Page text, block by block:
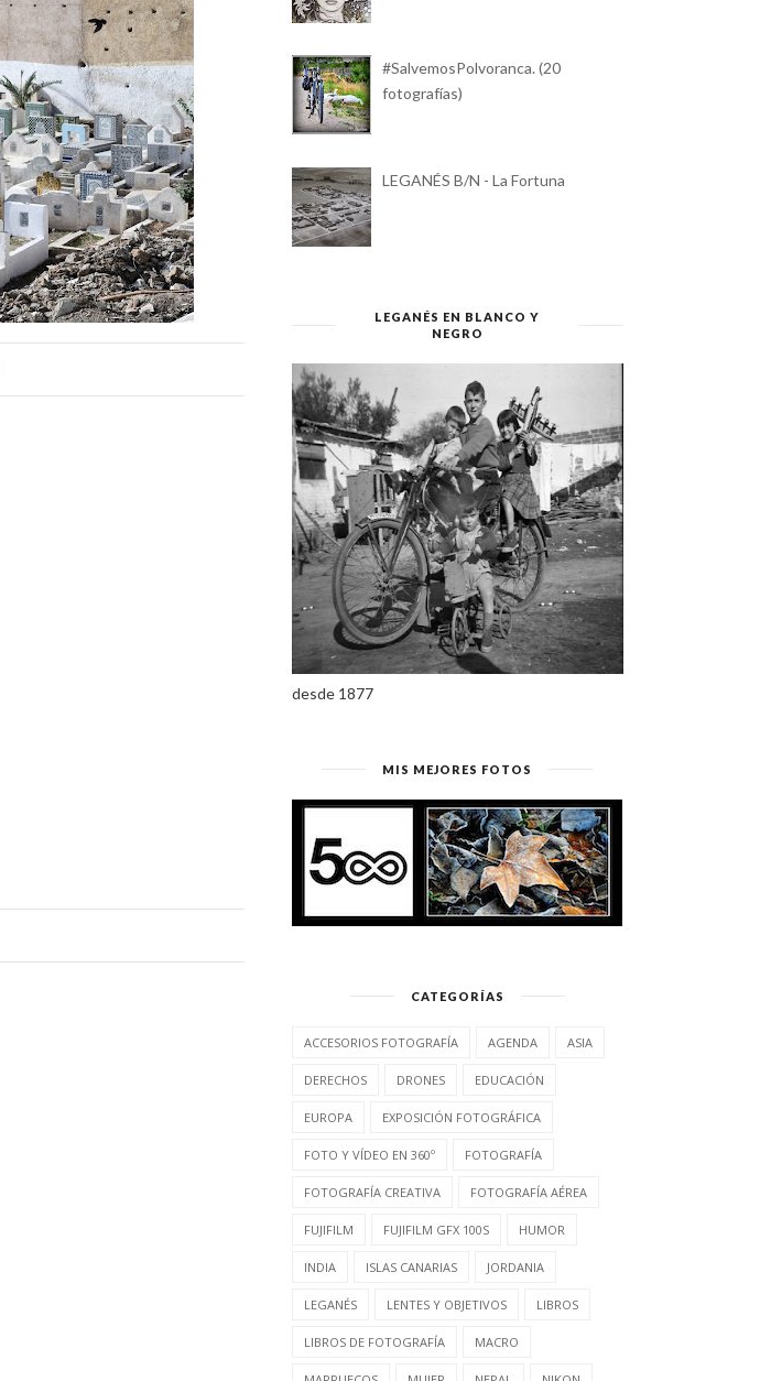
#SalvemosPolvoranca. (20
fotografías)
LEGANÉS B/N - La Fortuna
LEGANÉS EN BLANCO Y
NEGRO
desde 1877
MIS MEJORES FOTOS
CATEGORÍAS
ACCESORIOS FOTOGRAFÍA AGENDA ASIA
DERECHOS DRONES EDUCACIÓN
EUROPA EXPOSICIÓN FOTOGRÁFICA
FOTO Y VÍDEO EN 360º FOTOGRAFÍA
FOTOGRAFÍA CREATIVA FOTOGRAFÍA AÉREA
FUJIFILM FUJIFILM GFX 100S HUMOR
INDIA ISLAS CANARIAS JORDANIA
LEGANÉS LENTES Y OBJETIVOS LIBROS
LIBROS DE FOTOGRAFÍA MACRO